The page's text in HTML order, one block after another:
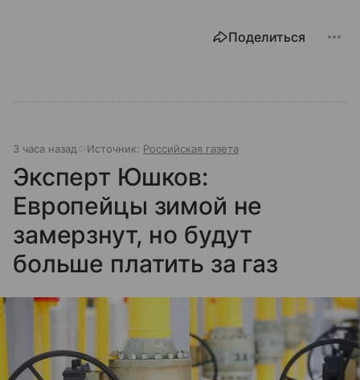
Поделиться
3 часа назад Источник: Российская газета
Эксперт Юшков:
Европейцы зимой не
замерзнут, но будут
больше платить за газ